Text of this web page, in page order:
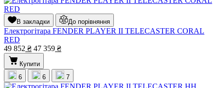
В закладки До порівняння
Електрогітара FENDER PLAYER II TELECASTER CORAL
RED
49 852 ₴ 47 359 ₴
Купити
6
6 7